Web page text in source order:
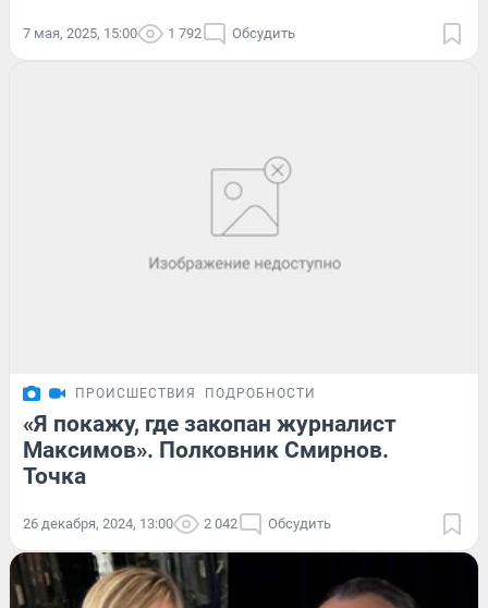
7 мая, 2025, 15:00 1 792 Обсудить
ПРОИСШЕСТВИЯ ПОДРОБНОСТИ
«Я покажу, где закопан журналист
Максимов». Полковник Смирнов.
Точка
26 декабря, 2024, 13:00 2 042 Обсудить